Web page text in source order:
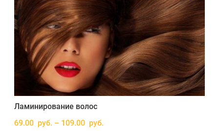
Ламинирование волос
69.00 руб. – 109.00 руб.